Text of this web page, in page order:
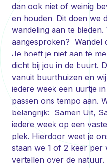
dan ook niet of weinig
en houden. Dit doen we
wandeling aan te bieden.
aangesproken? Wandel
Je hoeft je niet aan te
dicht bij jou in de buurt.
vanuit buurthuizen en
iedere week een uurtje
passen ons tempo aan.
belangrijk: Samen Uit,
iedere week op een
plek. Hierdoor weet je
staan we 1 of 2 keer per
vertellen over de